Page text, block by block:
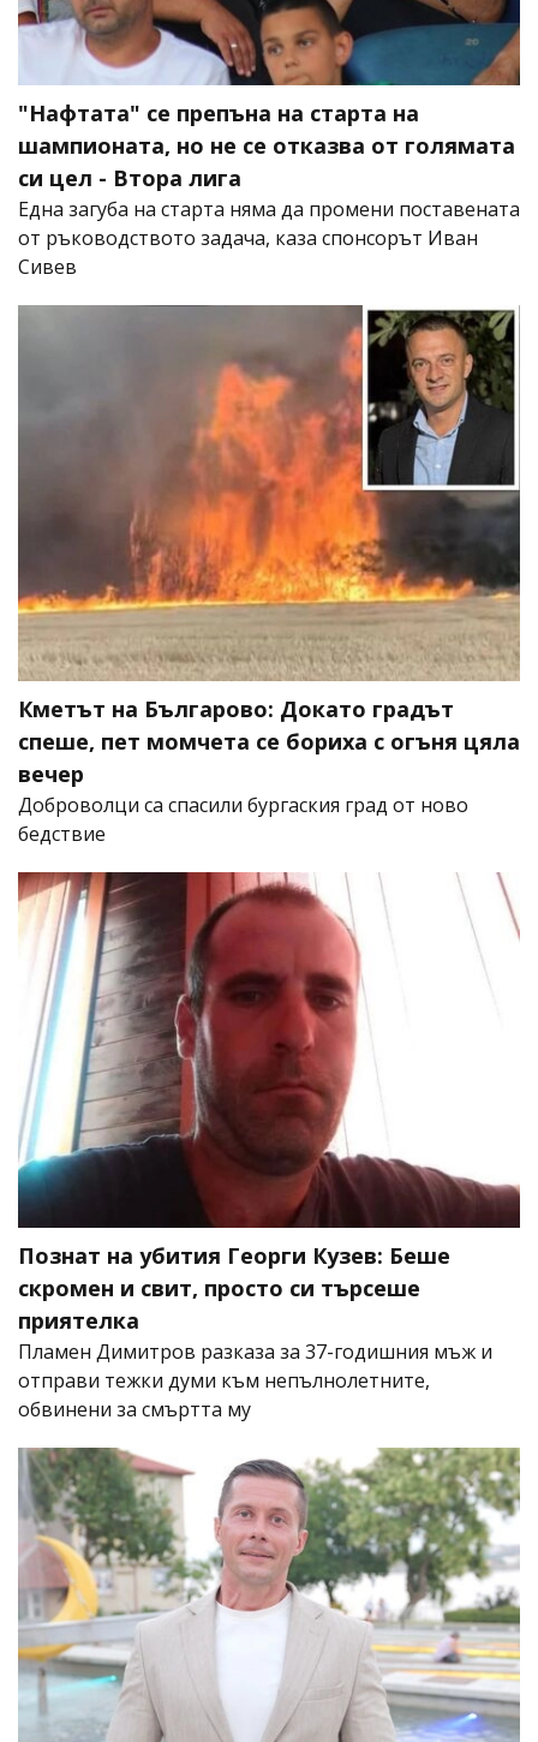
"Нафтата" се препъна на старта на
шампионата, но не се отказва от голямата
си цел - Втора лига
Една загуба на старта няма да промени поставената
от ръководството задача, каза спонсорът Иван
Сивев
Кметът на Българово: Докато градът
спеше, пет момчета се бориха с огъня цяла
вечер
Доброволци са спасили бургаския град от ново
бедствие
Познат на убития Георги Кузев: Беше
скромен и свит, просто си търсеше
приятелка
Пламен Димитров разказа за 37-годишния мъж и
отправи тежки думи към непълнолетните,
обвинени за смъртта му